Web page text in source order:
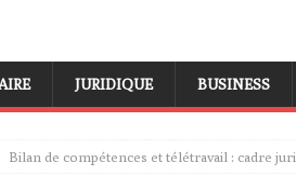
JURIDIQUE BUSINESS
Bilan de compétences et télétravail : cadre